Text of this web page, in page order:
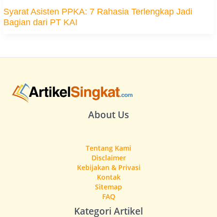
Syarat Asisten PPKA: 7 Rahasia Terlengkap Jadi
Bagian dari PT KAI
About Us
Tentang Kami
Disclaimer
Kebijakan & Privasi
Kontak
Sitemap
FAQ
Kategori Artikel